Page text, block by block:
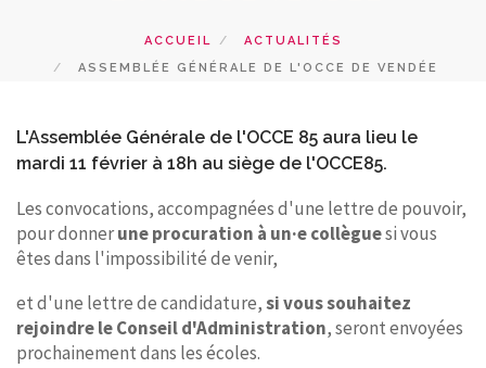
RECHERCHER
CONTACT
ACCUEIL
ACTUALITÉS
ASSEMBLÉE GÉNÉRALE DE L'OCCE DE VENDÉE
L'Assemblée Générale de l'OCCE 85 aura lieu le
mardi 11 février à 18h au siège de l'OCCE85.
Les convocations, accompagnées d'une lettre de pouvoir,
pour donnerune procuration à un·e collèguesi vous
êtes dans l'impossibilité de venir,
et d'une lettre de candidature,si vous souhaitez
rejoindre le Conseil d'Administration, seront envoyées
prochainement dans les écoles.